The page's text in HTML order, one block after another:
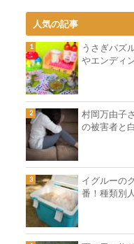
人気の記事
うさぎパズ
やエンディ
村岡万由子
の被害者と
イグルーの
番！種類別